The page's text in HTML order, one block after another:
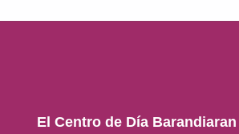
El Centro de Día